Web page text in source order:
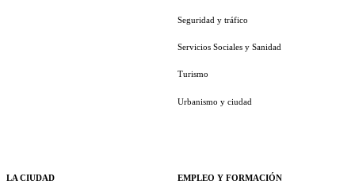
LA CIUDAD
Seguridad y tráfico
Servicios Sociales y Sanidad
Turismo
Urbanismo y ciudad
EMPLEO Y FORMACIÓN